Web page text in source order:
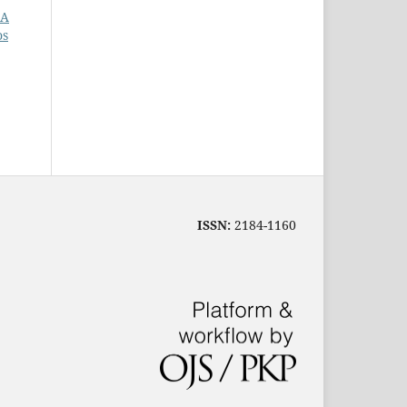
ISSN: 2184-1160